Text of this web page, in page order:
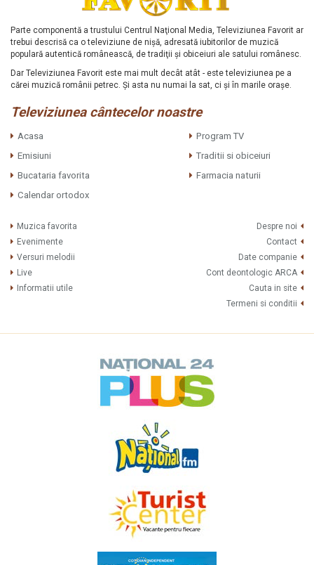
Parte componentă a trustului Centrul Naţional Media, Televiziunea Favorit ar
trebui descrisă ca o televiziune de nişă, adresată iubitorilor de muzică
populară autentică românească, de tradiţii şi obiceiuri ale satului românesc.
Dar Televiziunea Favorit este mai mult decât atât - este televiziunea pe a
cărei muzică românii petrec. Şi asta nu numai la sat, ci şi în marile oraşe.
Televiziunea cântecelor noastre
Acasa
Program TV
Emisiuni
Traditii si obiceiuri
Bucataria favorita
Farmacia naturii
Calendar ortodox
Muzica favorita
Evenimente
Versuri melodii
Live
Informatii utile
Despre noi
Contact
Date companie
Cont deontologic ARCA
Cauta in site
Termeni si conditii